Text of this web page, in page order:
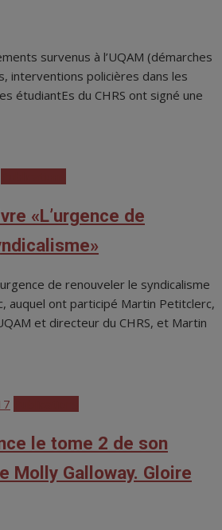
survenus à l’UQAM (démarches
interventions policières dans les
étudiantEs du CHRS ont signé une
«L’urgence de
de renouveler le syndicalisme
auquel ont participé Martin Petitclerc,
et directeur du CHRS, et Martin
le tome 2 de son
Molly Galloway. Gloire